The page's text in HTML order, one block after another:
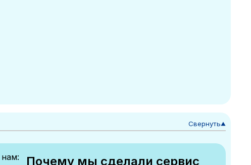
Свернуть▼
Почему мы сделали сервис